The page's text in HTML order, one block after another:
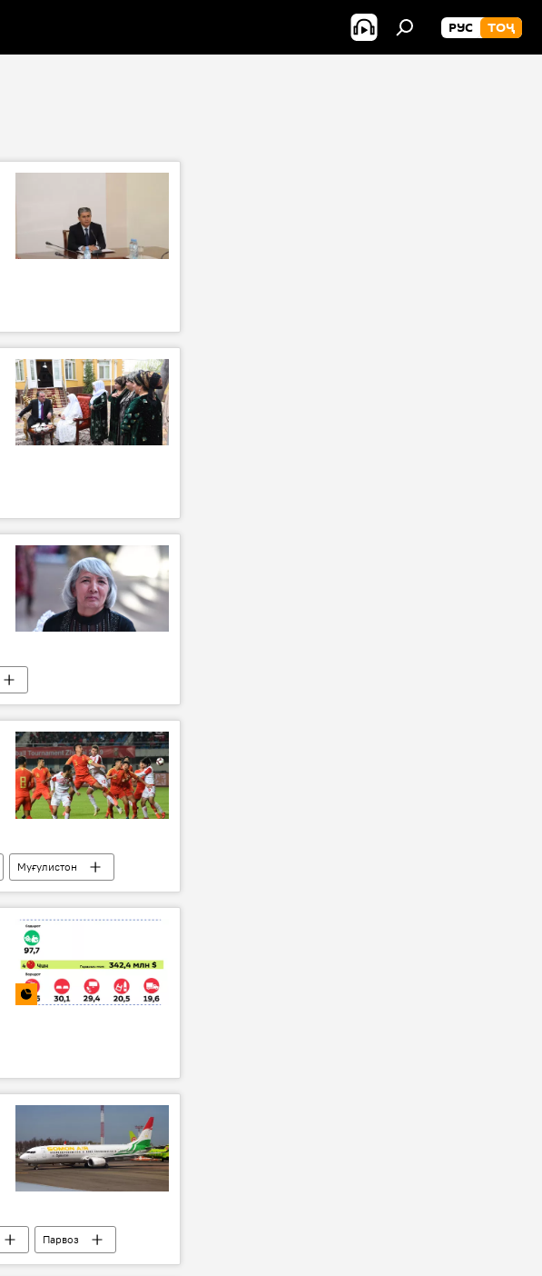
РУС ТОҶ
Муғулистон
Парвоз